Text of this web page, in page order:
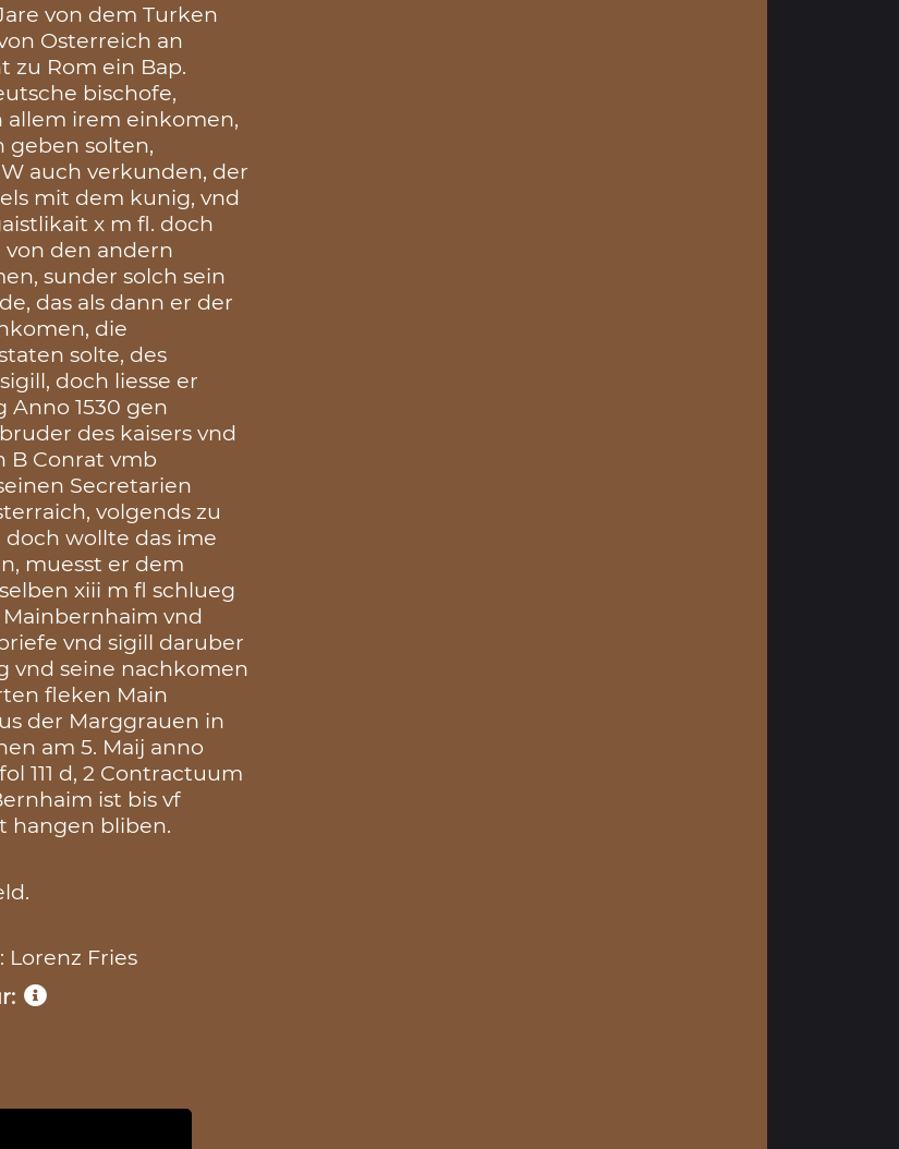
von dem Turken
Osterreich an
zu Rom ein Bap.
bischofe,
irem einkomen,
geben solten,
auch verkunden, der
mit dem kunig, vnd
x m fl. doch
den andern
sunder solch sein
das als dann er der
die
solte, des
doch liesse er
1530 gen
des kaisers vnd
B Conrat vmb
Secretarien
volgends zu
doch wollte das ime
muesst er dem
xiii m fl schlueg
vnd
vnd sigill daruber
vnd seine nachkomen
fleken Main
der Marggrauen in
am 5. Maij anno
111 d, 2 Contractuum
ist bis vf
hangen bliben.
Lorenz Fries